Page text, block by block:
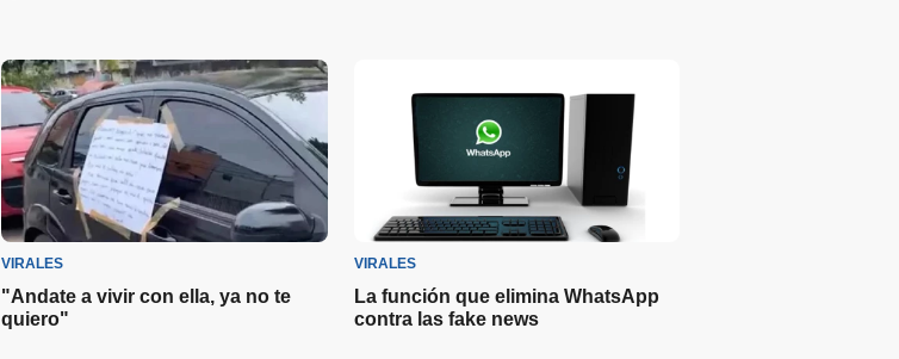
VIRALES
"Andate a vivir con ella, ya no te
quiero"
VIRALES
La función que elimina WhatsApp
contra las fake news